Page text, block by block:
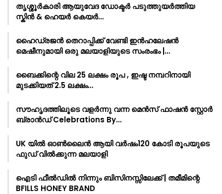
തൃശ്ശൂർകാരി ആയുവേദ ഡോക്ടർ പടുത്തുയർത്തിയ
സ്കിൻ & ഹെയർ കെയർ…
ഹൈഡ്രജൻ തെറാപ്പിക്ക് വേണ്ടി ഇൻഹലേഷൻ
മെഷീനുമായി ഒരു മലയാളിയുടെ സംരംഭം |…
ബൈക്കിന്റെ വില 25 ലക്ഷം രൂപ , ഇഷ്ട നമ്പറിനായി
മുടക്കിയത് 2.5 ലക്ഷം…
സൗഹൃദത്തിലൂടെ വളർന്നു വന്ന മെൻസ് ഫാഷൻ സ്റ്റോർ
ബ്രാൻഡ് Celebrations By…
UK യിൽ ഓൺലൈൻ ആയി വർഷം120 കോടി രൂപയുടെ
ഫുഡ് വിൽക്കുന്ന മലയാളി
ഐടി ഫീൽഡിൽ നിന്നും ബിസിനസ്സിലേക്ക് | തമീമിന്റെ
BFILLS HONEY BRAND